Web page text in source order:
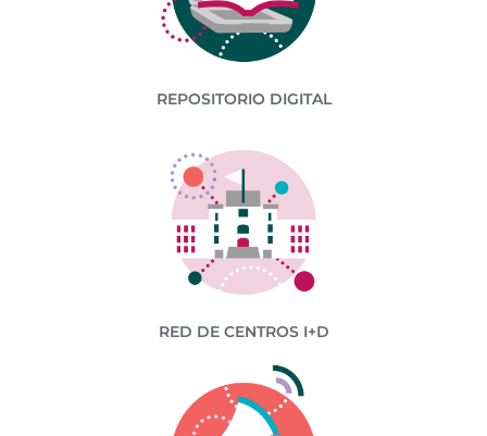
REPOSITORIO DIGITAL
RED DE CENTROS I+D